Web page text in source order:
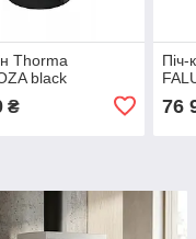
Thorma
black
₴
Піч-
76